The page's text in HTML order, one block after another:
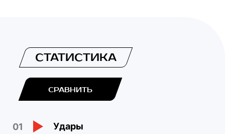
СТАТИСТИКА
СРАВНИТЬ
01 Удары